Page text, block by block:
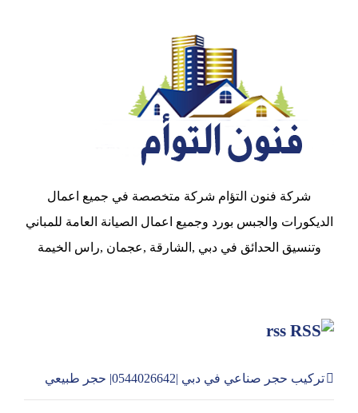
شركة فنون التؤام شركة متخصصة في جميع اعمال
الديكورات والجبس بورد وجميع اعمال الصيانة العامة للمباني
وتنسيق الحدائق في دبي ,الشارقة ,عجمان ,راس الخيمة
rss
تركيب حجر صناعي في دبي |0544026642| حجر طبيعي